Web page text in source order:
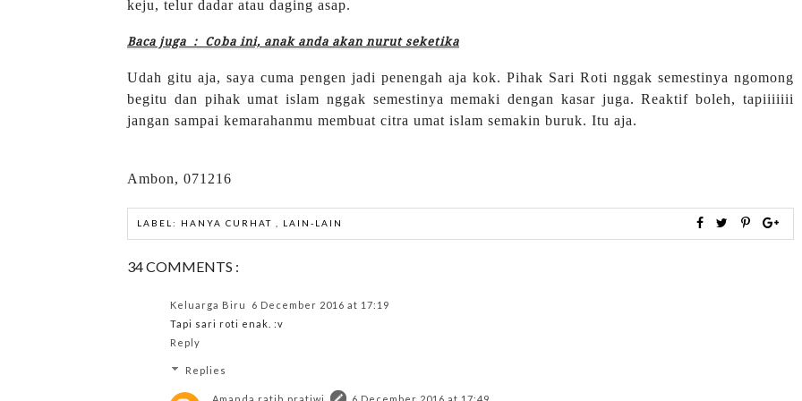
keju, telur dadar atau daging asap.
Baca juga : Coba ini, anak anda akan nurut seketika
Udah gitu aja, saya cuma pengen jadi penengah aja kok. Pihak Sari Roti nggak semestinya ngomong
begitu dan pihak umat islam nggak semestinya memaki dengan kasar juga. Reaktif boleh, tapiiiiiii
jangan sampai kemarahanmu membuat citra umat islam semakin buruk. Itu aja.
Ambon, 071216
LABEL: HANYA CURHAT LAIN-LAIN
34 COMMENTS :
Keluarga Biru
6 December 2016 at 17:19
Tapi sari roti enak. :v
Reply
Replies
Amanda ratih pratiwi 6 December 2016 at 17:49